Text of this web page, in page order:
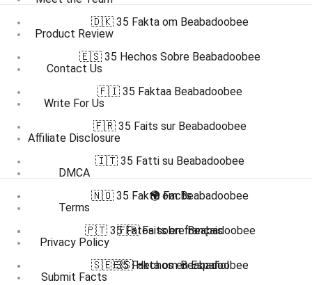
Product Review
Contact Us
Write For Us
Affiliate Disclosure
DMCA
Terms
Privacy Policy
Submit Facts
🇩🇰 35 Fakta om Beabadoobee
🇪🇸 35 Hechos Sobre Beabadoobee
🇫🇮 35 Faktaa Beabadoobee
🇫🇷 35 Faits sur Beabadoobee
🇮🇹 35 Fatti su Beabadoobee
🇳🇴 35 Fakta om Beabadoobee
🇵🇹 35 Fatos sobre Beabadoobee
🇸🇪 35 Fakta om Beabadoobee
🌍 Facts
🇫🇷 Faits en français
🇪🇸 Hechos en Español